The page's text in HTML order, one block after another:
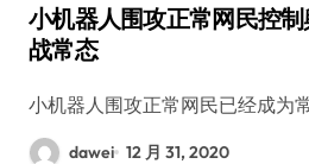
小机器人围攻正常网民控
战常态
小机器人围攻正常网民已经成为
dawei 12 月 31, 2020